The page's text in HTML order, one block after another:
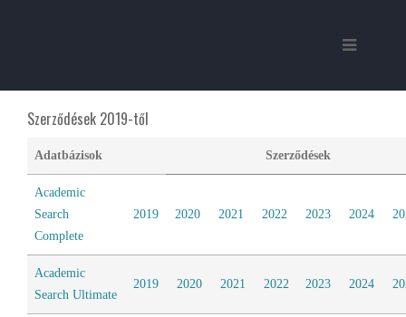
Szerződések 2019-től
Adatbázisok Szerződések
Academic
Search
Complete
2019 2020 2021 2022 2023 2024
Academic
Search Ultimate
2019 2020 2021 2022 2023 2024